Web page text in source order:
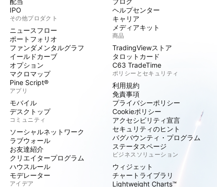
IPO
その他プロダクト
ニュースフロー
ポートフォリオ
ファンダメンタルグラフ
イールドカーブ
オプション
マクロマップ
Pine Script®
アプリ
モバイル
デスクトップ
コミュニティ
ソーシャルネットワーク
ラブウォール
お友達紹介
クリエイタープログラム
ハウスルール
モデレーター
アイデア
ヘルプセンター
キャリア
メディアキット
商品
TradingViewストア
タロットカード
C63 TradeTime
ポリシーとセキュリティ
利用規約
免責事項
プライバシーポリシー
Cookieポリシー
アクセシビリティ宣言
セキュリティのヒント
バグバウンティ・プログラム
ステータスページ
ビジネスソリューション
ウィジェット
チャートライブラリ
Lightweight Charts™